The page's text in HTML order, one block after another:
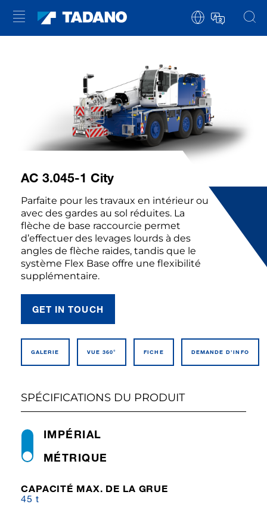
AC 3.045-1 City
Parfaite pour les travaux en intérieur ou
avec des gardes au sol réduites. La
flèche de base raccourcie permet
d’effectuer des levages lourds à des
angles de flèche raides, tandis que le
système Flex Base offre une flexibilité
supplémentaire.
GET IN TOUCH
GALERIE VUE 360° FICHE DEMANDE D’INFO
SPÉCIFICATIONS DU PRODUIT
MÉTRIQUE
IMPÉRIAL
CAPACITÉ MAX. DE LA GRUE
45 t